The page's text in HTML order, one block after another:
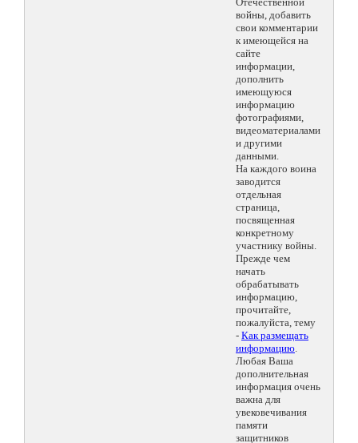
войны, добавить
свои комментарии
к имеющейся на
сайте
информации,
дополнить
имеющуюся
информацию
фотографиями,
видеоматериалами
и другими
данными.
На каждого воина
заводится
отдельная
страница,
посвященная
конкретному
участнику войны.
Прежде чем
начать
обрабатывать
информацию,
прочитайте,
пожалуйста, тему
- Как размещать
информацию.
Любая Ваша
дополнительная
информация очень
важна для
увековечивания
памяти
защитников